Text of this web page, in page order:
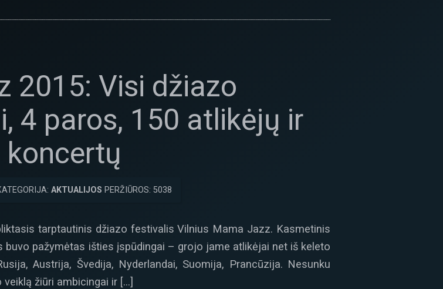
2015: Visi džiazo
4 paros, 150 atlikėjų ir
AKTUALIJOS PERŽIŪROS: 5038
tarptautinis džiazo festivalis Vilnius Mama Jazz. Kasmetinis
pažymėtas išties įspūdingai – grojo jame atlikėjai net iš keleto
Austrija, Švedija, Nyderlandai, Suomija, Prancūzija. Nesunku
žiūri ambicingai ir […]